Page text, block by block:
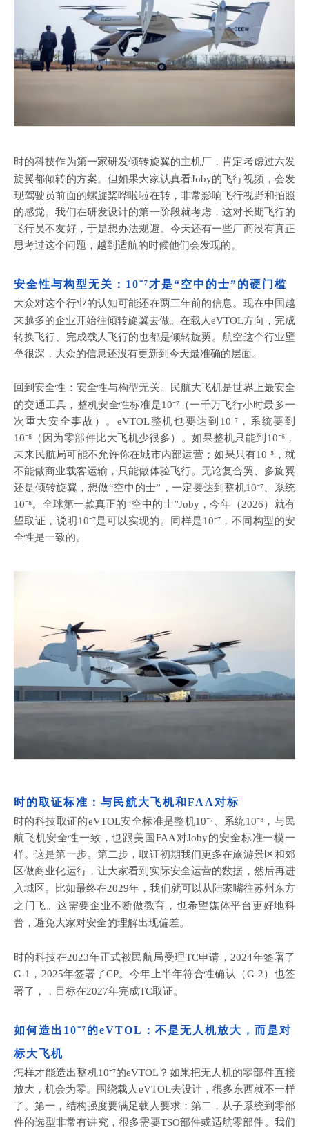
时的科技作为第一家研发倾转旋翼的主机厂，肯定考虑过六发
旋翼都倾转的方案。但如果大家认真看Joby的飞行视频，会发
现驾驶员前面的螺旋桨哗啦啦在转，非常影响飞行视野和拍照
的感觉。我们在研发设计的第一阶段就考虑，这对长期飞行的
飞行员不友好，于是想办法规避。今天还有一些厂商没有真正
思考过这个问题，越到适航的时候他们会发现的。
安全性与构型无关： 10⁻⁷才是“空中的士”的硬门槛
大众对这个行业的认知可能还在两三年前的信息。现在中国越
来越多的企业开始往倾转旋翼去做。在载人eVTOL方向，完成
转换飞行、完成载人飞行的也都是倾转旋翼。航空这个行业壁
垒很深，大众的信息还没有更新到今天最准确的层面。
回到安全性：安全性与构型无关。民航大飞机是世界上最安全
的交通工具，整机安全性标准是10⁻⁷（一千万飞行小时最多一
次重大安全事故）。eVTOL整机也要达到10⁻⁷，系统要到
10⁻⁸（因为零部件比大飞机少很多）。如果整机只能到10⁻⁶，
未来民航局可能不允许你在城市内部运营；如果只有10⁻⁵，就
不能做商业载客运输，只能做体验飞行。无论复合翼、多旋翼
还是倾转旋翼，想做“空中的士”，一定要达到整机10⁻⁷、系统
10⁻⁸。全球第一款真正的“空中的士”Joby，今年（2026）就有
望取证，说明10⁻⁷是可以实现的。同样是10⁻⁷，不同构型的安
全性是一致的。
时的取证标准：与民航大飞机和 FAA对标
时的科技取证的eVTOL安全标准是整机10⁻⁷、系统10⁻⁸，与民
航飞机安全性一致，也跟美国FAA对Joby的安全标准一模一
样。这是第一步。第二步，取证初期我们更多在旅游景区和郊
区做商业化运行，让大家看到实际安全运营的数据，然后再进
入城区。比如最终在2029年，我们就可以 从陆家嘴往苏州东方
之门飞。这需要企业不断做教育，也希望媒体平台更好地科
普，避免大家对安全的理解出现偏差。
时的科技在2023年正式被民航局受理TC申请，2024年签署了
G-1，2025年签署了CP。今年上半年符合性确认（G-2）也签
署了，
，目标在2027年完成TC取证。
如何造出 10⁻⁷的eVTOL：不是无人机放大，而是对
标大飞机
怎样才能造出整机10⁻⁷的eVTOL？如果把无人机的零部件直接
放大，机会为零。围绕载人eVTOL去设计，很多东西就不一样
了。第一，结构强度要满足载人要求；第二，从子系统到零部
件的选型非常有讲究，很多需要TSO部件或适航零部件。我们